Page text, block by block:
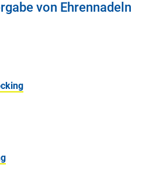
von Ehrennadeln